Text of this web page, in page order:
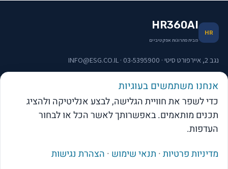
HR
HR360AI
מבית פתרונות אפקטיביים
נגב 2, איירפורט סיטי · 03-5395900 · INFO@ESG.CO.IL
תפריט וקישורים
אנחנו משתמשים בעוגיות
כדי לשפר את חוויית הגלישה, לבצע אנליטיקה ולהציג
תכנים מותאמים. באפשרותך לאשר הכל או לבחור
העדפות.
מדיניות פרטיות· תנאי שימוש · הצהרת נגישות